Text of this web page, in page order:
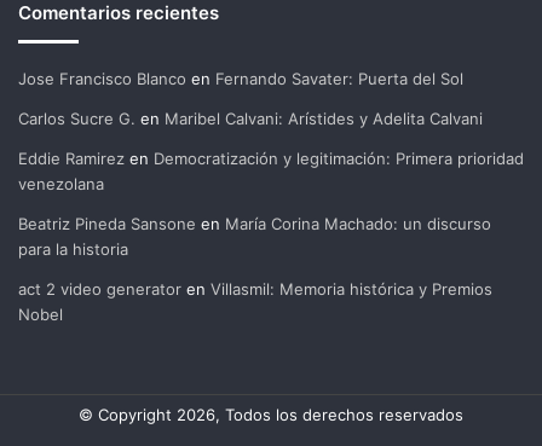
Comentarios recientes
Jose Francisco Blanco en Fernando Savater: Puerta del Sol
Carlos Sucre G. en Maribel Calvani: Arístides y Adelita Calvani
Eddie Ramirez en Democratización y legitimación: Primera prioridad
venezolana
Beatriz Pineda Sansone en María Corina Machado: un discurso
para la historia
act 2 video generator en Villasmil: Memoria histórica y Premios
Nobel
© Copyright 2026, Todos los derechos reservados